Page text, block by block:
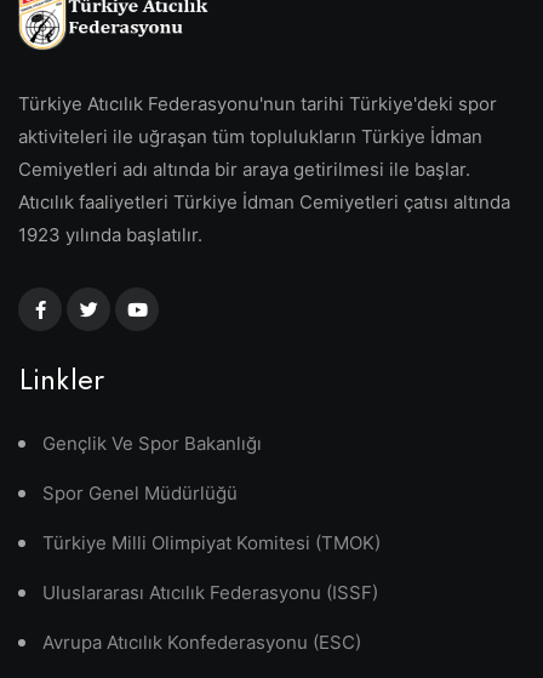
Türkiye Atıcılık Federasyonu'nun tarihi Türkiye'deki spor
aktiviteleri ile uğraşan tüm toplulukların Türkiye İdman
Cemiyetleri adı altında bir araya getirilmesi ile başlar.
Atıcılık faaliyetleri Türkiye İdman Cemiyetleri çatısı altında
1923 yılında başlatılır.
Linkler
Gençlik Ve Spor Bakanlığı
Spor Genel Müdürlüğü
Türkiye Milli Olimpiyat Komitesi (TMOK)
Uluslararası Atıcılık Federasyonu (ISSF)
Avrupa Atıcılık Konfederasyonu (ESC)